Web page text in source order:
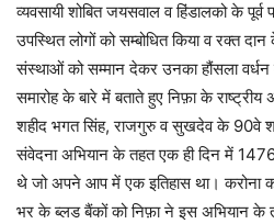
व्यवसायी शोबित जयसवाल व हिंडालको के पूर्व
उपस्थित लोगों को सम्बोधित किया व रक्त
संस्थाओं को सम्मान देकर उनका हौंसला वर्धन
समारोह के बारे में बताते हुए निफ़ा के राष्ट्रीय
शहीद भगत सिंह, राजगुरु व सुखदेव के 90वे
संवेदना अभियान के तहत एक ही दिन में
थे जो अपने आप में एक इतिहास था। करोना
भर के ब्लड बैंकों को निफ़ा ने इस अभियान